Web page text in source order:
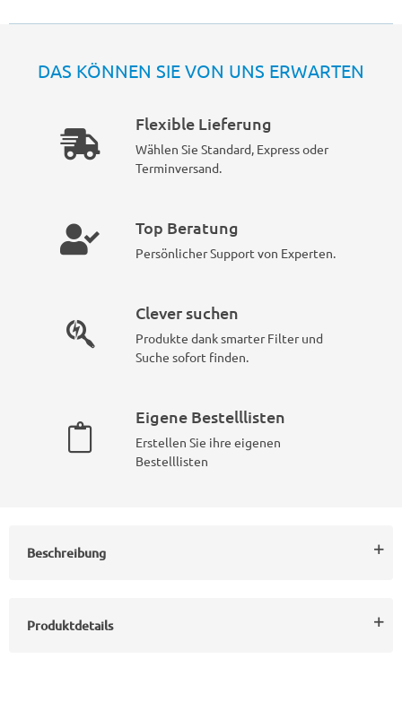
DAS KÖNNEN SIE VON UNS ERWARTEN
Flexible Lieferung
Wählen Sie Standard, Express oder
Terminversand.
Top Beratung
Persönlicher Support von Experten.
Clever suchen
Produkte dank smarter Filter und
Suche sofort finden.
Eigene Bestelllisten
Erstellen Sie ihre eigenen
Bestelllisten
Beschreibung
Produktdetails